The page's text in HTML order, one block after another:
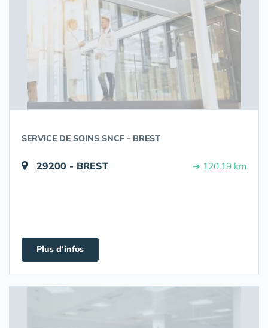
SERVICE DE SOINS SNCF - BREST
29200 - BREST ➔ 120.19 km
Plus d'infos